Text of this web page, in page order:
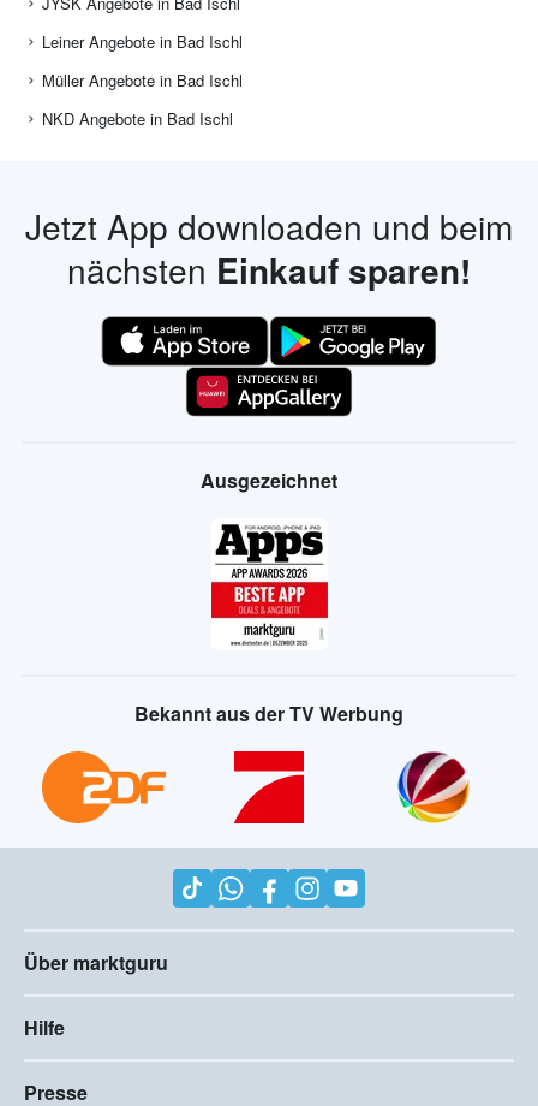
Leiner Angebote in Bad Ischl
Müller Angebote in Bad Ischl
NKD Angebote in Bad Ischl
Jetzt App downloaden und beim
nächsten Einkauf sparen!
Ausgezeichnet
Bekannt aus der TV Werbung
Über marktguru
Hilfe
Presse